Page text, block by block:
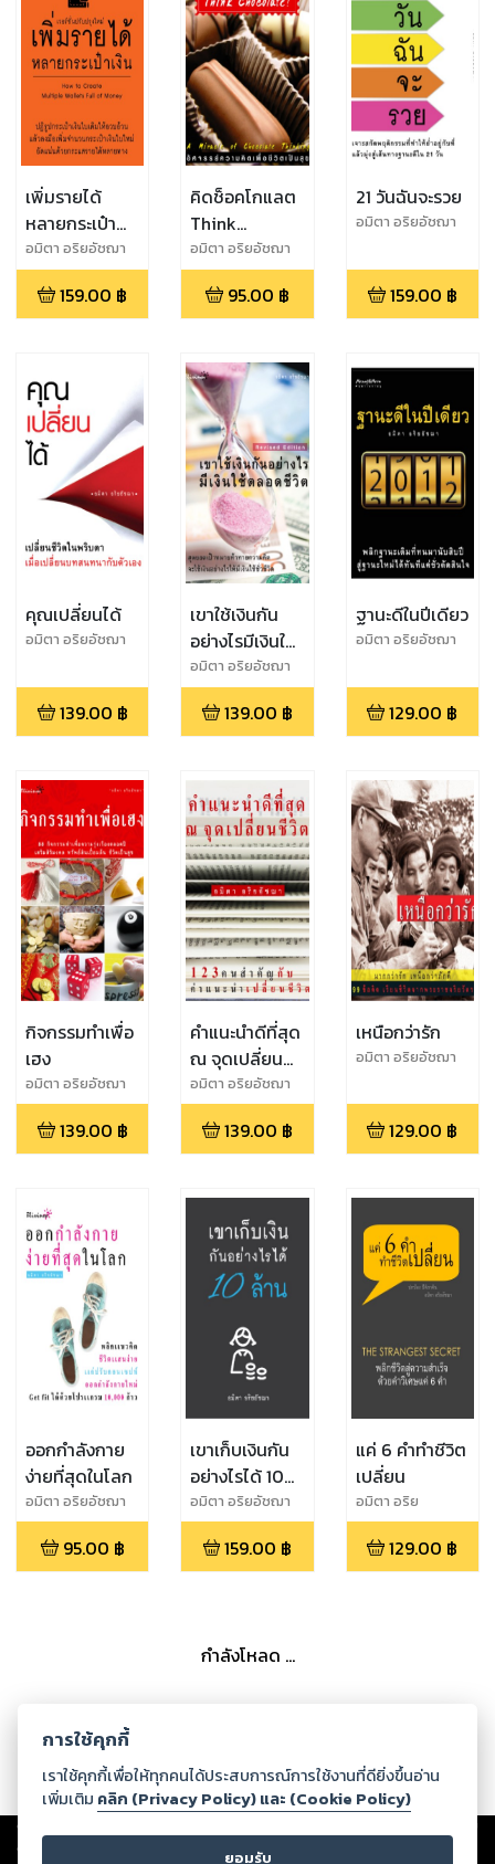
เพิ่มรายได้
หลายกระเป๋า
เงิน
อมิตา อริยอัชฌา
159.00 ฿
คิดช็อคโกแลต
Think
chocolate
อมิตา อริยอัชฌา
95.00 ฿
21 วันฉันจะรวย
อมิตา อริยอัชฌา
159.00 ฿
คุณเปลี่ยนได้
อมิตา อริยอัชฌา
139.00 ฿
เขาใช้เงินกัน
อย่างไรมีเงินใช้
ตลอดชีวิต
อมิตา อริยอัชฌา
139.00 ฿
ฐานะดีในปีเดียว
อมิตา อริยอัชฌา
129.00 ฿
กิจกรรมทำเพื่อ
เฮง
อมิตา อริยอัชฌา
139.00 ฿
คำแนะนำดีที่สุด
ณ จุดเปลี่ยน
ชีวิต
อมิตา อริยอัชฌา
139.00 ฿
เหนือกว่ารัก
อมิตา อริยอัชฌา
129.00 ฿
ออกกำลังกาย
ง่ายที่สุดในโลก
อมิตา อริยอัชฌา
95.00 ฿
เขาเก็บเงินกัน
อย่างไรได้ 10
ล้าน
อมิตา อริยอัชฌา
159.00 ฿
แค่ 6 คำทำชีวิต
เปลี่ยน
อมิตา อริย
อัชฌา,ปกป้อง ปีติ
ภาคิน129.00 ฿
กำลังโหลด ...
Copyright ©
ต่อผลงานหรือเนื้อหาใดที่อัปโหลดผ่านเว็บไซต์และปรากฏว่าละเมิดสิทธิใน
การใช้คุกกี้
เราใช้คุกกี้เพื่อให้ทุกคนได้ประสบการณ์การใช้งานที่ดียิ่งขึ้นอ่าน
เพิ่มเติม คลิก (Privacy Policy) และ (Cookie Policy)
ยอมรับ